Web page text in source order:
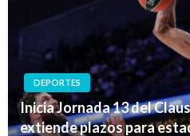
DEPORTES
Inicia Jornada 13 del
extiende plazos para